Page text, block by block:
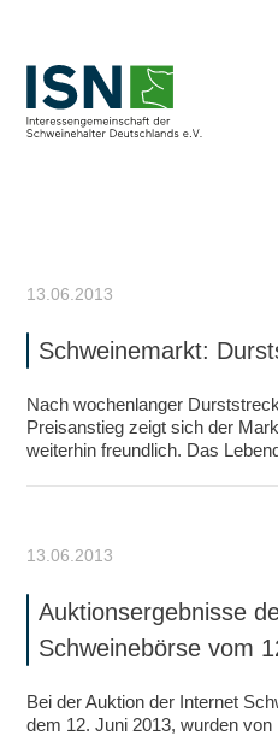
13.06.2013
Schweinemarkt:
Nach wochenlanger
Preisanstieg zeigt sich der
weiterhin freundlich. Das
13.06.2013
Auktionsergebnisse
Schweinebörse vom
Bei der Auktion der Internet
dem 12. Juni 2013, wurden